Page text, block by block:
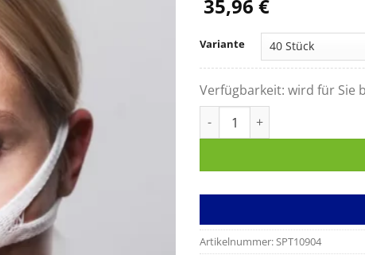
35,96 €
Variante
Verfügbarkeit: wird für Sie
Artikelnummer:SPT10904